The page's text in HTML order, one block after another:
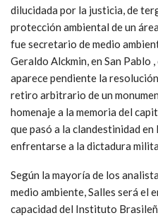
dilucidada por la justicia, de
protección ambiental de un
fue secretario de medio
Geraldo Alckmin, en San Pablo
aparece pendiente la
retiro arbitrario de un
homenaje a la memoria del
que pasó a la clandestinidad en
enfrentarse a la dictadura
Según la mayoría de los
medio ambiente, Salles será el
capacidad del Instituto